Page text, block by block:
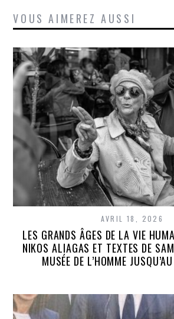
VOUS AIMEREZ AUSSI
AVRIL 18, 2026
LES GRANDS ÂGES DE LA VIE
NIKOS ALIAGAS ET TEXTES DE
MUSÉE DE L’HOMME